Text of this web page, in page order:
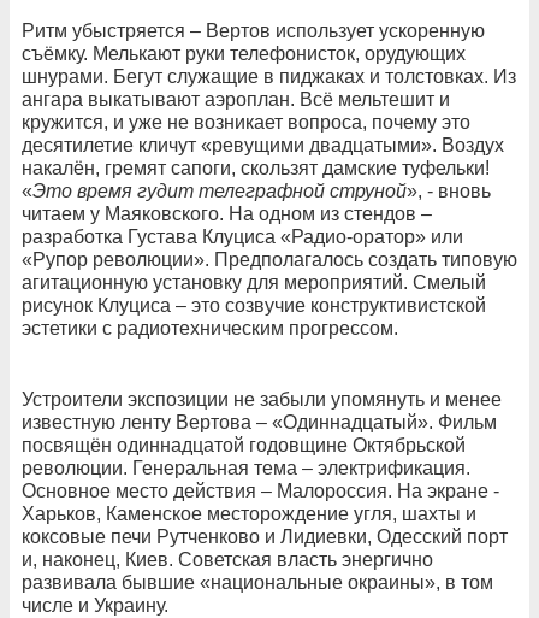
Ритм убыстряется – Вертов использует ускоренную
съёмку. Мелькают руки телефонисток, орудующих
шнурами. Бегут служащие в пиджаках и толстовках. Из
ангара выкатывают аэроплан. Всё мельтешит и
кружится, и уже не возникает вопроса, почему это
десятилетие кличут «ревущими двадцатыми». Воздух
накалён, гремят сапоги, скользят дамские туфельки!
«Это время гудит телеграфной струной», - вновь
читаем у Маяковского. На одном из стендов –
разработка Густава Клуциса «Радио-оратор» или
«Рупор революции». Предполагалось создать типовую
агитационную установку для мероприятий. Смелый
рисунок Клуциса – это созвучие конструктивистской
эстетики с радиотехническим прогрессом.
Устроители экспозиции не забыли упомянуть и менее
известную ленту Вертова – «Одиннадцатый». Фильм
посвящён одиннадцатой годовщине Октябрьской
революции. Генеральная тема – электрификация.
Основное место действия – Малороссия. На экране -
Харьков, Каменское месторождение угля, шахты и
коксовые печи Рутченково и Лидиевки, Одесский порт
и, наконец, Киев. Советская власть энергично
развивала бывшие «национальные окраины», в том
числе и Украину.